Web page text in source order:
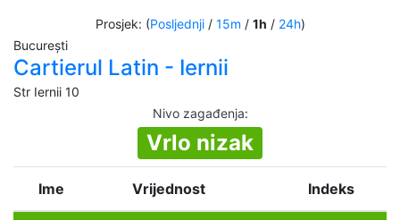
Prosjek: (Posljednji/ 15m / 1h / 24h)
București
Cartierul Latin - Iernii
Str Iernii 10
Nivo zagađenja:
Vrlo nizak
Ime Vrijednost Indeks